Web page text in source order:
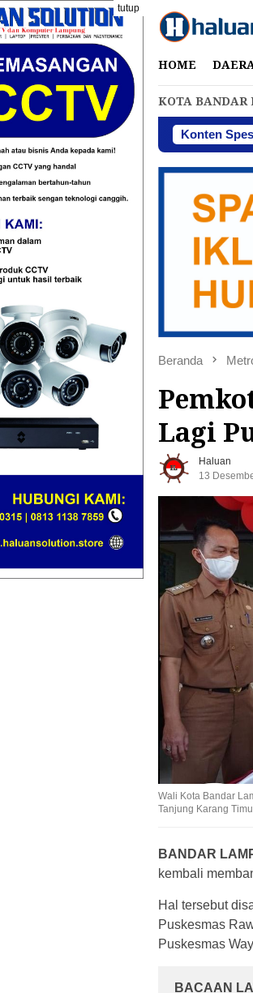
Loncat
ke
konten
tutup
HOME
KOTA BANDAR
Konten
Beranda
Lagi
Haluan
13
Wali Kota Bandar
Tanjung Karang
BANDAR
kembali
Hal tersebut
Puskesmas
Puskesmas
BACAAN